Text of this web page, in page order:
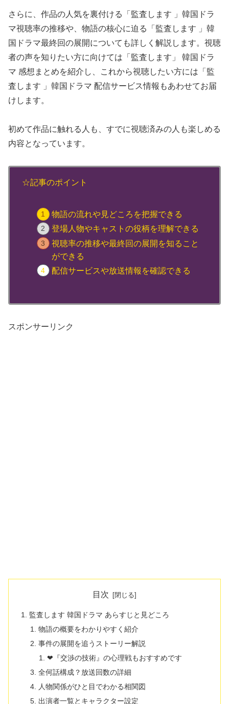
さらに、作品の人気を裏付ける「監査します 」韓国ドラ
マ視聴率の推移や、物語の核心に迫る「監査します 」韓
国ドラマ最終回の展開についても詳しく解説します。視聴
者の声を知りたい方に向けては「監査します」 韓国ドラ
マ 感想まとめを紹介し、これから視聴したい方には「監
査します 」韓国ドラマ 配信サービス情報もあわせてお届
けします。
初めて作品に触れる人も、すでに視聴済みの人も楽しめる
内容となっています。
☆記事のポイント
物語の流れや見どころを把握できる
登場人物やキャストの役柄を理解できる
視聴率の推移や最終回の展開を知ること
ができる
配信サービスや放送情報を確認できる
スポンサーリンク
目次
監査します 韓国ドラマ あらすじと見どころ
物語の概要をわかりやすく紹介
事件の展開を追うストーリー解説
❤『交渉の技術』の心理戦もおすすめです
全何話構成？放送回数の詳細
人物関係がひと目でわかる相関図
出演者一覧とキャラクター設定